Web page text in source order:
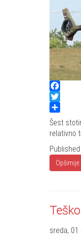
Facebook
Twitter
Share
Šest
relativno
Opširnije...
sreda, 01